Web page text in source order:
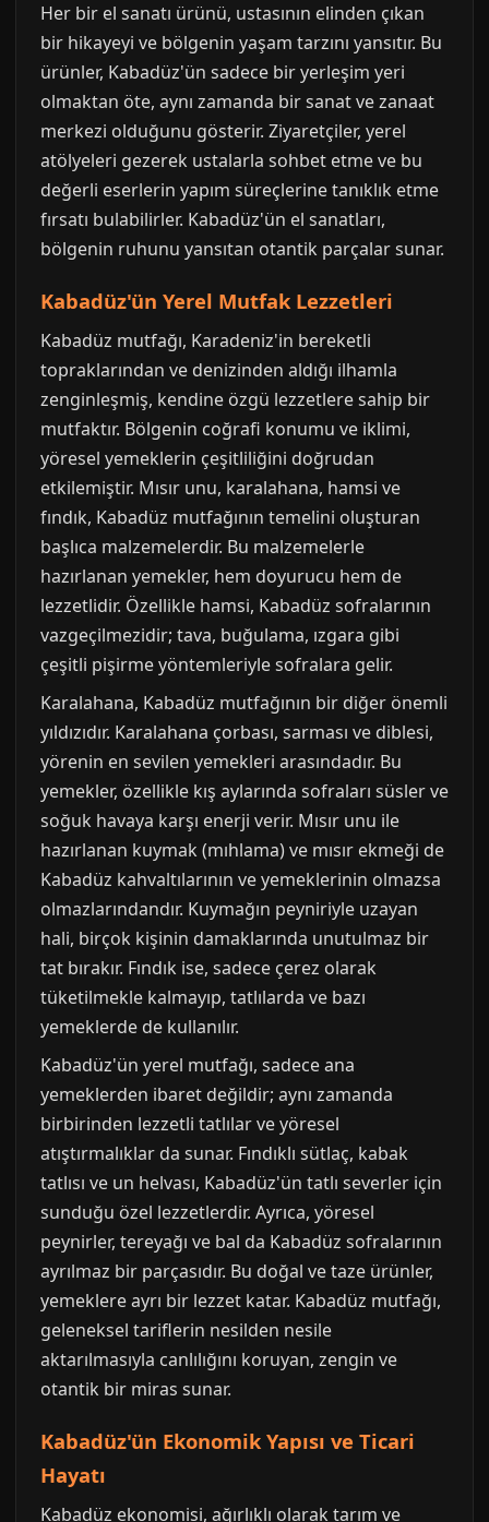
Her bir el sanatı ürünü, ustasının elinden çıkan
bir hikayeyi ve bölgenin yaşam tarzını yansıtır. Bu
ürünler, Kabadüz'ün sadece bir yerleşim yeri
olmaktan öte, aynı zamanda bir sanat ve zanaat
merkezi olduğunu gösterir. Ziyaretçiler, yerel
atölyeleri gezerek ustalarla sohbet etme ve bu
değerli eserlerin yapım süreçlerine tanıklık etme
fırsatı bulabilirler. Kabadüz'ün el sanatları,
bölgenin ruhunu yansıtan otantik parçalar sunar.
Kabadüz'ün Yerel Mutfak Lezzetleri
Kabadüz mutfağı, Karadeniz'in bereketli
topraklarından ve denizinden aldığı ilhamla
zenginleşmiş, kendine özgü lezzetlere sahip bir
mutfaktır. Bölgenin coğrafi konumu ve iklimi,
yöresel yemeklerin çeşitliliğini doğrudan
etkilemiştir. Mısır unu, karalahana, hamsi ve
fındık, Kabadüz mutfağının temelini oluşturan
başlıca malzemelerdir. Bu malzemelerle
hazırlanan yemekler, hem doyurucu hem de
lezzetlidir. Özellikle hamsi, Kabadüz sofralarının
vazgeçilmezidir; tava, buğulama, ızgara gibi
çeşitli pişirme yöntemleriyle sofralara gelir.
Karalahana, Kabadüz mutfağının bir diğer önemli
yıldızıdır. Karalahana çorbası, sarması ve diblesi,
yörenin en sevilen yemekleri arasındadır. Bu
yemekler, özellikle kış aylarında sofraları süsler ve
soğuk havaya karşı enerji verir. Mısır unu ile
hazırlanan kuymak (mıhlama) ve mısır ekmeği de
Kabadüz kahvaltılarının ve yemeklerinin olmazsa
olmazlarındandır. Kuymağın peyniriyle uzayan
hali, birçok kişinin damaklarında unutulmaz bir
tat bırakır. Fındık ise, sadece çerez olarak
tüketilmekle kalmayıp, tatlılarda ve bazı
yemeklerde de kullanılır.
Kabadüz'ün yerel mutfağı, sadece ana
yemeklerden ibaret değildir; aynı zamanda
birbirinden lezzetli tatlılar ve yöresel
atıştırmalıklar da sunar. Fındıklı sütlaç, kabak
tatlısı ve un helvası, Kabadüz'ün tatlı severler için
sunduğu özel lezzetlerdir. Ayrıca, yöresel
peynirler, tereyağı ve bal da Kabadüz sofralarının
ayrılmaz bir parçasıdır. Bu doğal ve taze ürünler,
yemeklere ayrı bir lezzet katar. Kabadüz mutfağı,
geleneksel tariflerin nesilden nesile
aktarılmasıyla canlılığını koruyan, zengin ve
otantik bir miras sunar.
Kabadüz'ün Ekonomik Yapısı ve Ticari
Hayatı
Kabadüz ekonomisi, ağırlıklı olarak tarım ve